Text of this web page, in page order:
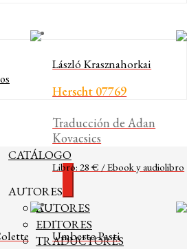
CATÁLOGO
AUTORES el
menú
hijo
AUTORES
EDITORES
TRADUCTORES
László Krasznahorkai
Herscht 07769
Traducción de Adan
Kovacsics
Libro: 28 € / Ebook y audiolibro
Umberto Pasti